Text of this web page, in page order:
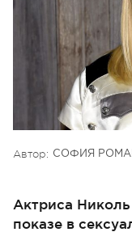
Автор: СОФИЯ
Актриса
показе в